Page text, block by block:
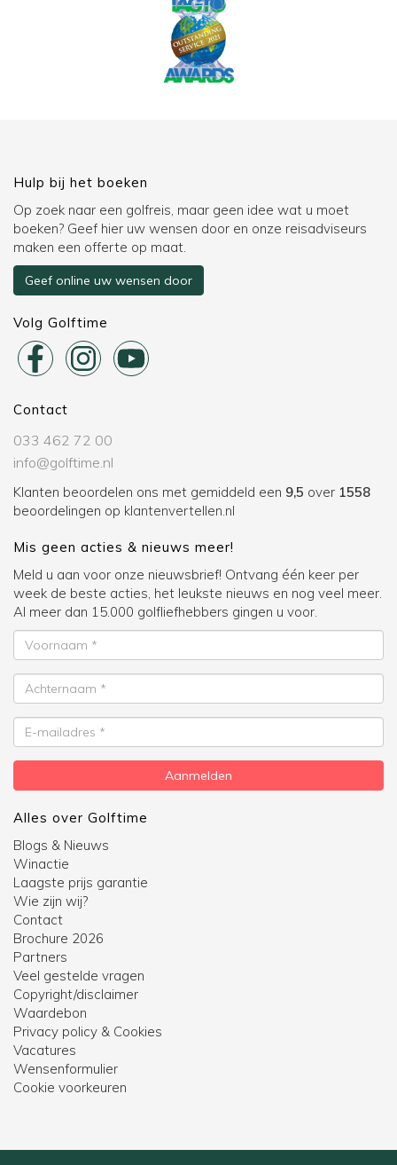
Hulp bij het boeken
Op zoek naar een golfreis, maar geen idee wat u moet
boeken? Geef hier uw wensen door en onze reisadviseurs
maken een offerte op maat.
Geef online uw wensen door
Volg Golftime
Contact
033 462 72 00
info@golftime.nl
Klanten beoordelen ons met gemiddeld een 9,5 over 1558
beoordelingen op klantenvertellen.nl
Mis geen acties & nieuws meer!
Meld u aan voor onze nieuwsbrief! Ontvang één keer per
week de beste acties, het leukste nieuws en nog veel meer.
Al meer dan 15.000 golfliefhebbers gingen u voor.
Voornaam
Achternaam
E-
mailadres
Aanmelden
Alles over Golftime
Blogs & Nieuws
Winactie
Laagste prijs garantie
Wie zijn wij?
Contact
Brochure 2026
Partners
Veel gestelde vragen
Copyright/disclaimer
Waardebon
Privacy policy & Cookies
Vacatures
Wensenformulier
Cookie voorkeuren